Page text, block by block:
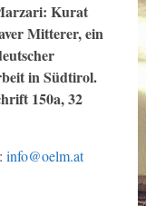
Kurat
Mitterer, ein
in Südtirol.
150a, 32
info@oelm.at